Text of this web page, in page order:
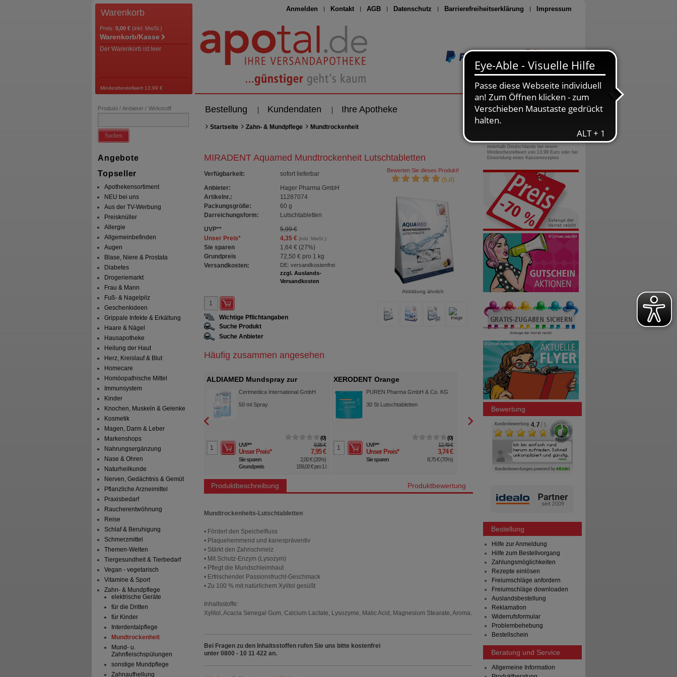
Anmelden Kontakt AGB Datenschutz Barrierefreiheitserklärung Impressum
Seite drucken
Warenkorb
Preis: 0,00 € (inkl. MwSt.)
Warenkorb/Kasse
Der Warenkorb ist leer
Mindestbestellwert 13,99 €
Bestellung Kundendaten Ihre Apotheke
Produkt / Anbieter / Wirkstoff
Suchen
Angebote
Topseller
Apothekensortiment
NEU bei uns
Aus der TV-Werbung
Preisknüller
Allergie
Allgemeinbefinden
Augen
Blase, Niere & Prostata
Diabetes
Drogeriemarkt
Frau & Mann
Fuß- & Nagelpilz
Geschenkideen
Grippale Infekte & Erkältung
Haare & Nägel
Hausapotheke
Heilung der Haut
Herz, Kreislauf & Blut
Homecare
Homöopathische Mittel
Immunsystem
Kinder
Knochen, Muskeln & Gelenke
Kosmetik
Magen, Darm & Leber
Markenshops
Nahrungsergänzung
Nase & Ohren
Naturheilkunde
Nerven, Gedächtnis & Gemüt
Pflanzliche Arzneimittel
Praxisbedarf
Raucherentwöhnung
Reise
Schlaf & Beruhigung
Schmerzmittel
Themen-Welten
Tiergesundheit & Tierbedarf
Vegan - vegetarisch
Vitamine & Sport
Zahn- & Mundpflege
elektrische Geräte
für die Dritten
für Kinder
Interdentalpflege
Mundtrockenheit
Mund- u.
Zahnfleischspülungen
sonstige Mundpflege
Zahnaufhellung
Startseite Zahn- & Mundpflege Mundtrockenheit
MIRADENT Aquamed Mundtrockenheit Lutschtabletten
Verfügbarkeit:
sofort lieferbar
Anbieter:
Hager Pharma GmbH
Artikelnr.:
11287074
Packungsgröße:
60 g
Darreichungsform:
Lutschtabletten
UVP**
5,99 €
Unser Preis* 4,35 €(inkl. MwSt.)
Sie sparen 1,64 € (27%)
Grundpreis
72,50 €pro 1 kg
Versandkosten:
DE: versandkostenfrei
zzgl. Auslands-
Versandkosten
Bewerten Sie dieses Produkt!
(5.0)
Abbildung ähnlich
Wichtige Pflichtangaben
Suche Produkt
Suche Anbieter
Häufig zusammen angesehen
ALDIAMED Mundspray zur
SpeichelergänzungCertmedica International GmbH
Unser Preis *
Sie sparen
Grundpreis
XERODENT Orange
LutschtablettenPUREN Pharma GmbH & Co. KG
30St Lutschtabletten
0
UVP
12,49 €
Unser Preis 3,74 €
Sie sparen 8,75 €(70%
XERODENT Orange
LutschtablettenPUREN Pharma GmbH & Co. KG
90St Lutschtabletten
23
UVP** 24,99 €
Unser Preis 7,49 €
Sie sparen 17,50 €(70%
Produktbeschreibung Produktbewertung
Mundtrockenheits-Lutschtabletten
• Fördert den Speichelfluss
• Plaquehemmend und kariespräventiv
• Stärkt den Zahnschmelz
• Mit Schutz-Enzym (Lysozym)
• Pflegt die Mundschleimhaut
• Erfrischender Passionsfrucht-Geschmack
• Zu 100 % mit natürlichem Xylitol gesüßt
Inhaltsstoffe:
Xylitol, Acacia Senegal Gum, Calcium Lactate, Lysozyme, Malic Acid, Magnesium Stearate, Aroma.
Bei Fragen zu den Inhaltsstoffen rufen Sie uns bitte kostenfrei
unter 0800 - 10 11 422 an.
0800-10 11 422
gebührenfreie Rufnummer
innerhalb Deutschlands bei einem
Mindestbestellwert von 13,99 Euro oder bei
Einsendung eines Kassenrezeptes
Bewertung
Bestellung
Hilfe zur Anmeldung
Hilfe zum Bestellvorgang
Zahlungsmöglichkeiten
Rezepte einlösen
Freiumschläge anfordern
Freiumschläge downloaden
Auslandsbestellung
Reklamation
Widerrufsformular
Problembehebung
Bestellschein
Beratung und Service
Allgemeine Information